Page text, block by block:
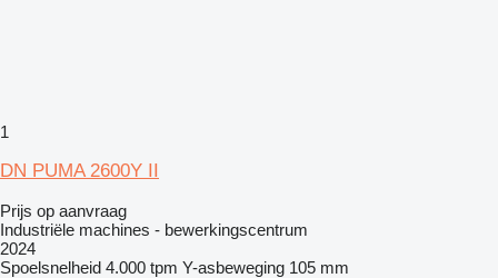
1
DN PUMA 2600Y II
Prijs op aanvraag
Industriële machines - bewerkingscentrum
2024
Spoelsnelheid 4.000 tpm Y-asbeweging 105 mm